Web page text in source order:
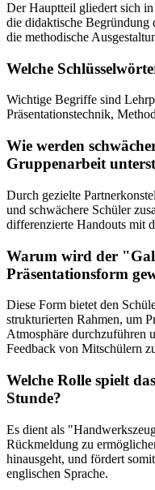
Der Hauptteil gliedert sich
die didaktische
die methodische
Welche
Wichtige Begriffe sind
Präsentationstechnik,
Wie werden
Gruppenarbeit
Durch gezielte
und schwächere Schüler
differenzierte Handouts mit
Warum wird der
Präsentationsform
Diese Form bietet den
strukturierten Rahmen, um
Atmosphäre durchzuführen
Feedback von Mitschülern
Welche Rolle spielt
Stunde?
Es dient als
Rückmeldung zu
hinausgeht, und fördert
englischen Sprache.